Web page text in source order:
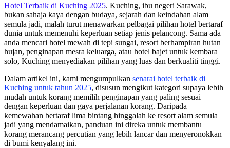
Hotel Terbaik di Kuching 2025. Kuching, ibu negeri Sarawak,
bukan sahaja kaya dengan budaya, sejarah dan keindahan alam
semula jadi, malah turut menawarkan pelbagai pilihan hotel bertaraf
dunia untuk memenuhi keperluan setiap jenis pelancong. Sama ada
anda mencari hotel mewah di tepi sungai, resort berhampiran hutan
hujan, penginapan mesra keluarga, atau hotel bajet untuk kembara
solo, Kuching menyediakan pilihan yang luas dan berkualiti tinggi.
Dalam artikel ini, kami mengumpulkan senarai hotel terbaik di
Kuching untuk tahun 2025, disusun mengikut kategori supaya lebih
mudah untuk korang memilih penginapan yang paling sesuai
dengan keperluan dan gaya perjalanan korang. Daripada
kemewahan bertaraf lima bintang hinggalah ke resort alam semula
jadi yang mendamaikan, panduan ini direka untuk membantu
korang merancang percutian yang lebih lancar dan menyeronokkan
di bumi kenyalang ini.